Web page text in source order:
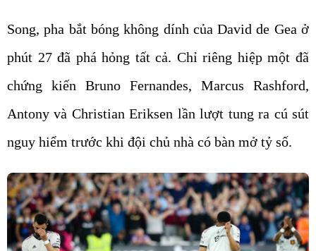
Song, pha bắt bóng không dính của David de Gea ở
phút 27 đã phá hỏng tất cả. Chỉ riêng hiệp một đã
chứng kiến Bruno Fernandes, Marcus Rashford,
Antony và Christian Eriksen lần lượt tung ra cú sút
nguy hiểm trước khi đội chủ nhà có bàn mở tỷ số.